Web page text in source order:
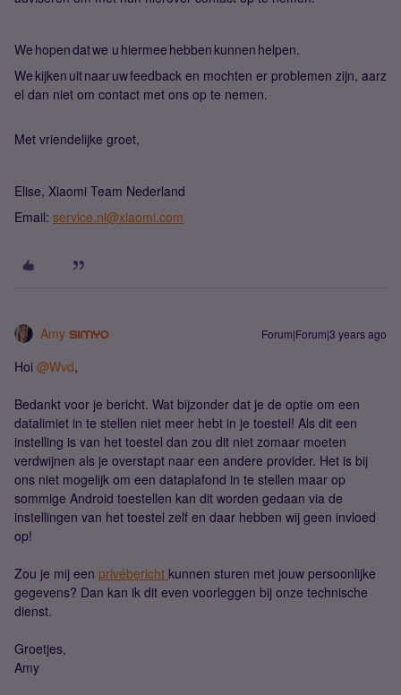
We hopen dat we u hiermee hebben kunnen helpen.
We kijken uit naar uw feedback en mochten er problemen zijn, aarz
el dan niet om contact met ons op te nemen.
Met vriendelijke groet,
Elise, Xiaomi Team Nederland
Email: service.nl@xiaomi.com
Amy Forum|Forum|3 years ago
Hoi @Wvd,
Bedankt voor je bericht. Wat bijzonder dat je de optie om een
datalimiet in te stellen niet meer hebt in je toestel! Als dit een
instelling is van het toestel dan zou dit niet zomaar moeten
verdwijnen als je overstapt naar een andere provider. Het is bij
ons niet mogelijk om een dataplafond in te stellen maar op
sommige Android toestellen kan dit worden gedaan via de
instellingen van het toestel zelf en daar hebben wij geen invloed
op!
Zou je mij een privébericht kunnen sturen met jouw persoonlijke
gegevens? Dan kan ik dit even voorleggen bij onze technische
dienst.
Groetjes,
Amy